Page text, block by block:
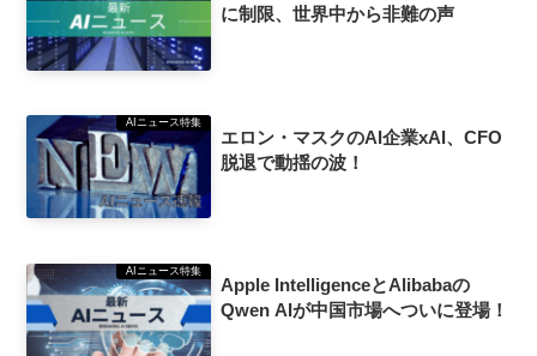
に制限、世界中から非難の声
AIニュース特集
エロン・マスクのAI企業xAI、CFO
脱退で動揺の波！
AIニュース特集
Apple IntelligenceとAlibabaの
Qwen AIが中国市場へついに登場！